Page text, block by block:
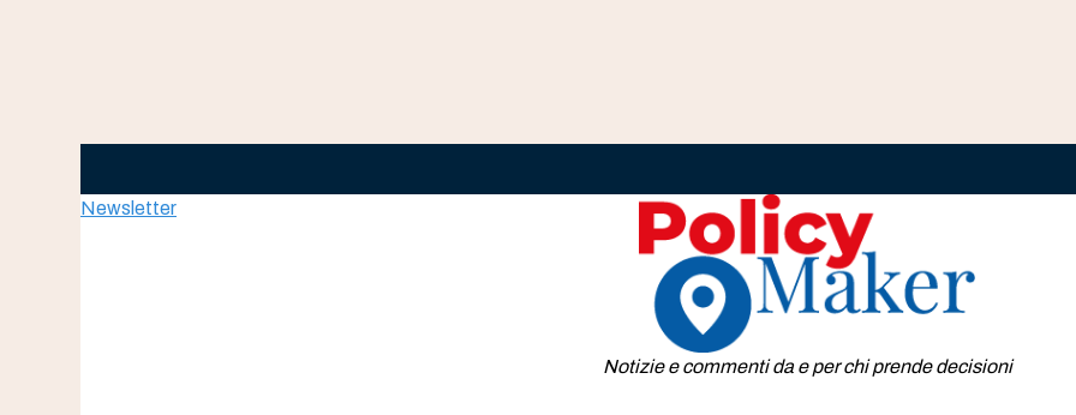
Newsletter
Notizie e commenti da e per chi prende decisioni